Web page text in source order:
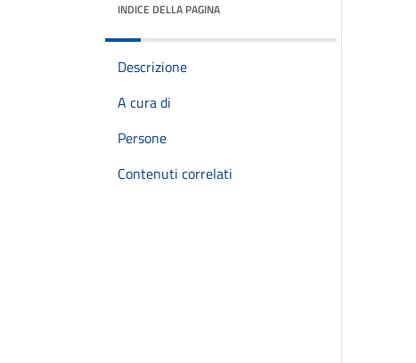
INDICE DELLA PAGINA
Descrizione
A cura di
Persone
Contenuti correlati